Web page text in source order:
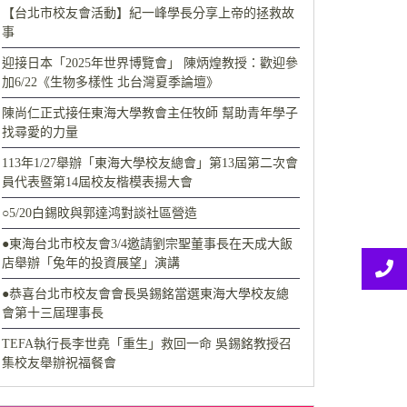
【台北市校友會活動】紀一峰學長分享上帝的拯救故
事
迎接日本「2025年世界博覽會」 陳炳煌教授：歡迎參
加6/22《生物多樣性 北台灣夏季論壇》
陳尚仁正式接任東海大學教會主任牧師 幫助青年學子
找尋愛的力量
113年1/27舉辦「東海大學校友總會」第13屆第二次會
員代表暨第14屆校友楷模表揚大會
○5/20白錫旼與郭達鸿對談社區營造
●東海台北市校友會3/4邀請劉宗聖董事長在天成大飯
店舉辦「兔年的投資展望」演講
●恭喜台北市校友會會長吳錫銘當選東海大學校友總
會第十三屆理事長
TEFA執行長李世堯「重生」救回一命 吳錫銘教授召
集校友舉辦祝福餐會